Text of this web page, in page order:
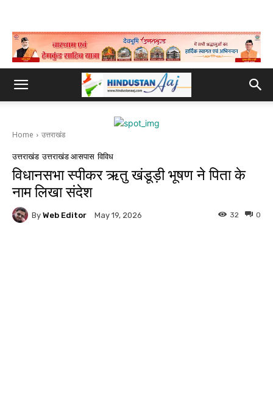
Home उत्तराखंड
उत्तराखंड उत्तराखंड आसपास विविध
विधानसभा स्पीकर ऋतु खंडूड़ी भूषण ने पिता के
नाम लिखा संदेश
By Web Editor May 19, 2026 0
32